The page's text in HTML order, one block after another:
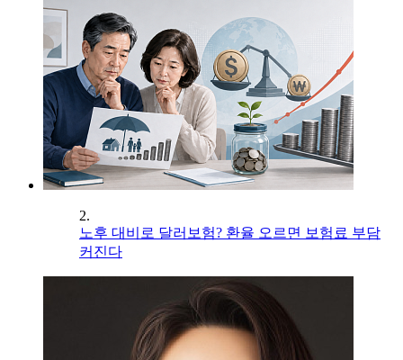
2.
노후 대비로 달러보험? 환율 오르면 보험료 부담
커진다